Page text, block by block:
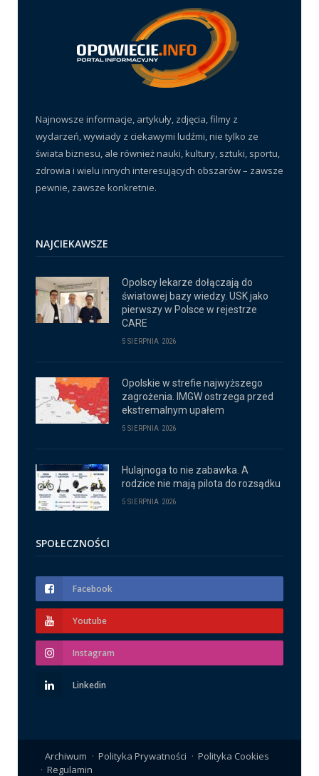
Najnowsze informacje, artykuły, zdjęcia, filmy z
wydarzeń, wywiady z ciekawymi ludźmi, nie tylko ze
świata biznesu, ale również nauki, kultury, sztuki, sportu,
zdrowia i wielu innych interesujących obszarów – zawsze
pewnie, zawsze konkretnie.
NAJCIEKAWSZE
Opolscy lekarze dołączają do
światowej bazy wiedzy. USK jako
pierwszy w Polsce w rejestrze
CARE
5 SIERPNIA 2026
Opolskie w strefie najwyższego
zagrożenia. IMGW ostrzega przed
ekstremalnym upałem
5 SIERPNIA 2026
Hulajnoga to nie zabawka. A
rodzice nie mają pilota do rozsądku
5 SIERPNIA 2026
SPOŁECZNOŚCI
Facebook
Youtube
Instagram
Linkedin
Archiwum Polityka Prywatności
Polityka Cookies
Regulamin